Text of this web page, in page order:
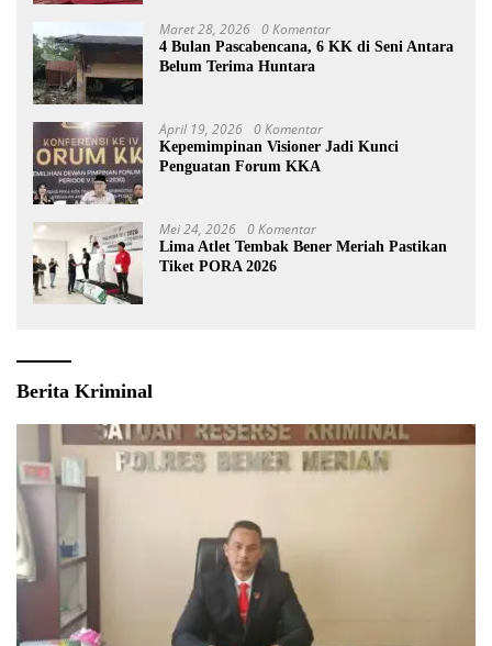
Maret 28, 2026 0 Komentar
4 Bulan Pascabencana, 6 KK di Seni Antara
Belum Terima Huntara
April 19, 2026 0 Komentar
Kepemimpinan Visioner Jadi Kunci
Penguatan Forum KKA
Mei 24, 2026 0 Komentar
Lima Atlet Tembak Bener Meriah Pastikan
Tiket PORA 2026
Berita Kriminal